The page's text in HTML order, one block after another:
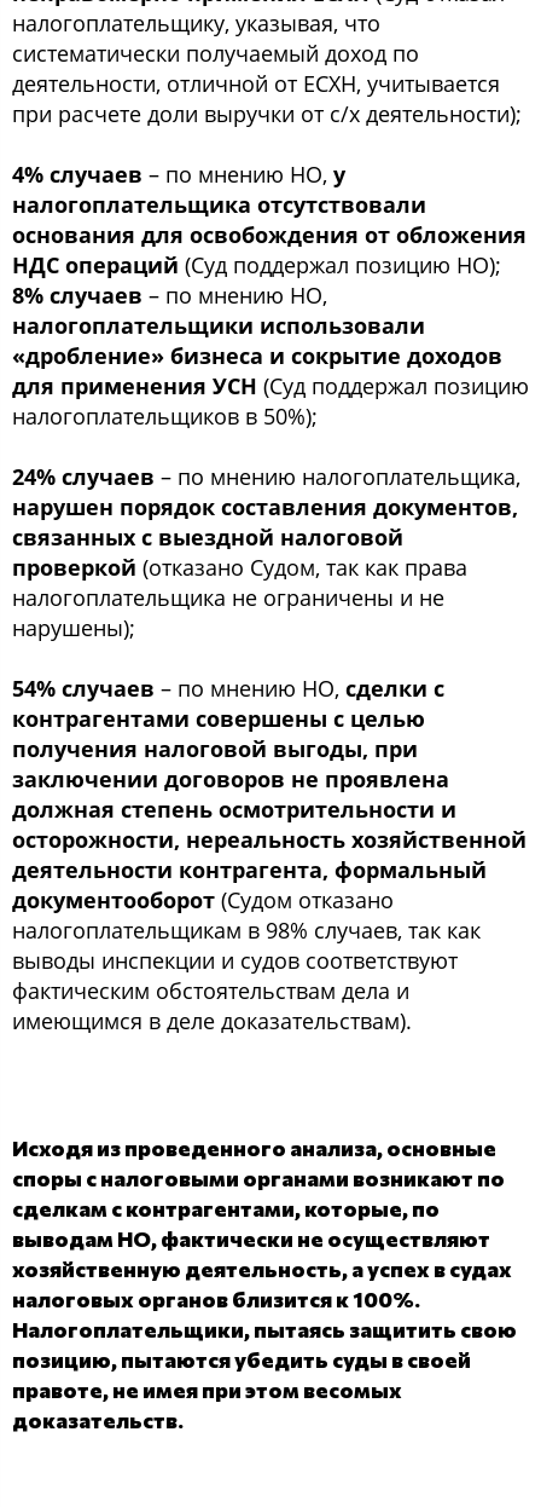
налогоплательщику, указывая, что
систематически получаемый доход по
деятельности, отличной от ЕСХН, учитывается
при расчете доли выручки от с/х деятельности);
4% случаев – по мнению НО, у
налогоплательщика отсутствовали
основания для освобождения от обложения
НДС операций (Суд поддержал позицию НО);
8% случаев – по мнению НО,
налогоплательщики использовали
«дробление» бизнеса и сокрытие доходов
для применения УСН (Суд поддержал позицию
налогоплательщиков в 50%);
24% случаев – по мнению налогоплательщика,
нарушен порядок составления документов,
связанных с выездной налоговой
проверкой (отказано Судом, так как права
налогоплательщика не ограничены и не
нарушены);
54% случаев – по мнению НО, сделки с
контрагентами совершены с целью
получения налоговой выгоды, при
заключении договоров не проявлена
должная степень осмотрительности и
осторожности, нереальность хозяйственной
деятельности контрагента, формальный
документооборот (Судом отказано
налогоплательщикам в 98% случаев, так как
выводы инспекции и судов соответствуют
фактическим обстоятельствам дела и
имеющимся в деле доказательствам).
Исходя из проведенного анализа, основные
споры с налоговыми органами возникают по
сделкам с контрагентами, которые, по
выводам НО, фактически не осуществляют
хозяйственную деятельность, а успех в судах
налоговых органов близится к 100%.
Налогоплательщики, пытаясь защитить свою
позицию, пытаются убедить суды в своей
правоте, не имея при этом весомых
доказательств.